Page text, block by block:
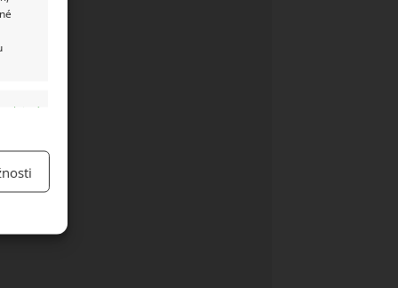
aktivní